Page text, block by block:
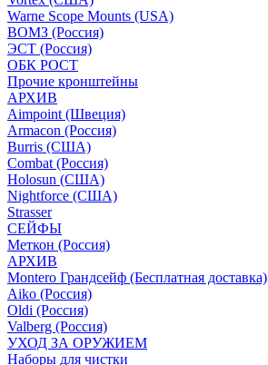
Warne Scope Mounts (USA)
ВОМЗ (Россия)
ЭСТ (Россия)
ОБК РОСТ
Прочие кронштейны
АРХИВ
Aimpoint (Швеция)
Armacon (Россия)
Burris (США)
Combat (Россия)
Holosun (США)
Nightforce (США)
Strasser
СЕЙФЫ
Меткон (Россия)
АРХИВ
Montero Грандсейф (Бесплатная доставка)
Aiko (Россия)
Oldi (Россия)
Valberg (Россия)
УХОД ЗА ОРУЖИЕМ
Наборы для чистки